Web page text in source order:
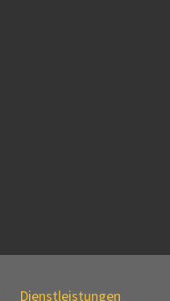
Dienstleistungen